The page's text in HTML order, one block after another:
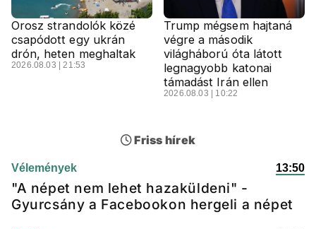
Orosz strandolók közé
csapódott egy ukrán
drón, heten meghaltak
2026.08.03 | 21:53
Trump mégsem hajtaná
végre a második
világháború óta látott
legnagyobb katonai
támadást Irán ellen
2026.08.03 | 10:22
Friss hírek
Vélemények 13:50
"A népet nem lehet hazaküldeni" -
Gyurcsány a Facebookon hergeli a népet